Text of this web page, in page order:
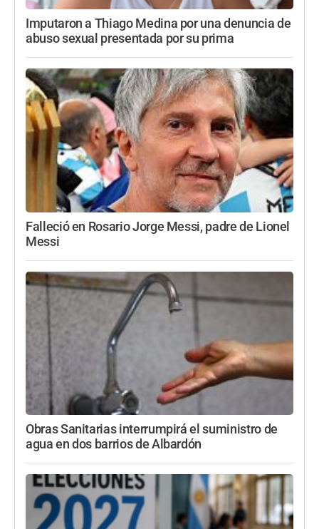
Imputaron a Thiago Medina por una denuncia de
abuso sexual presentada por su prima
Falleció en Rosario Jorge Messi, padre de Lionel
Messi
Obras Sanitarias interrumpirá el suministro de
agua en dos barrios de Albardón